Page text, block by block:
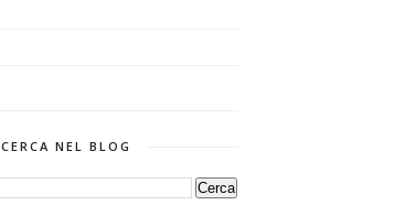
CERCA NEL BLOG